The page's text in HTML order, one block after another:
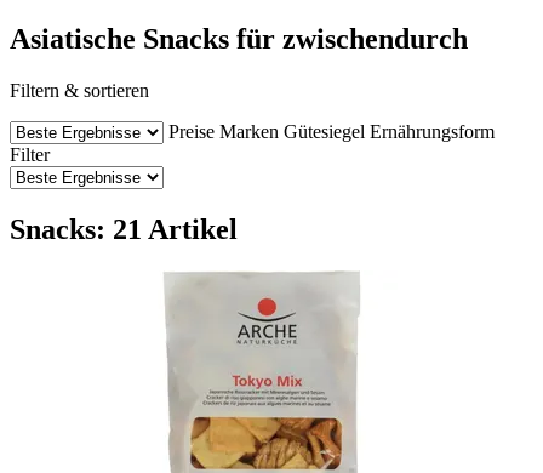
Asiatische Snacks für zwischendurch
Filtern & sortieren
Preise Marken Gütesiegel Ernährungsform
Filter
Snacks: 21 Artikel